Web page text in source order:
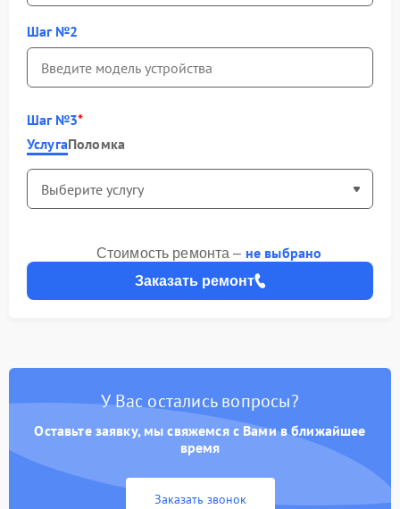
Шаг №2
Шаг №3
УслугаПоломка
Заказать ремонт
Стоимость ремонта – не выбрано
У Вас остались вопросы?
Оставьте заявку, мы свяжемся с Вами в ближайшее
время
Заказать звонок